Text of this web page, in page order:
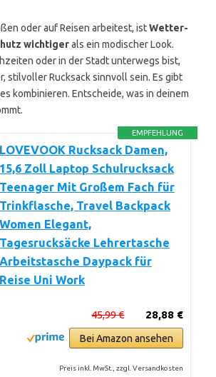
oder auf Reisen arbeitest, istWetter-
wichtigerals ein modischer Look.
oder in der Stadt unterwegs bist,
stilvoller Rucksack sinnvoll sein. Es gibt
kombinieren. Entscheide, was in deinem
EMPFEHLUNG
LOVEVOOK Rucksack Damen,
15,6 Zoll Laptop Schulrucksack
Teenager Mit Großem Fach für
Trinkflasche, Travel Backpack
Women Elegant,
Tagesrucksäcke Lehrertasche
Arbeitstasche Daypack für
Reise Uni Work
28,88 €
45,99 €
Bei Amazon ansehen
Preis inkl. MwSt., zzgl. Versandkosten